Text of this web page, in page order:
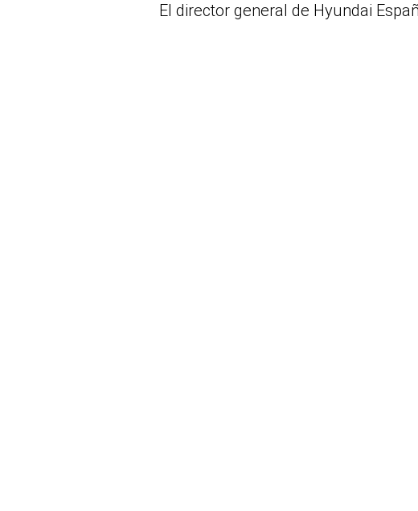
El director general de Hyundai